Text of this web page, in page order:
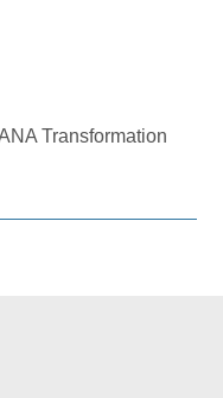
Transformation